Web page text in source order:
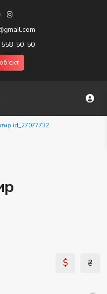
50-50
id_27077732
$ ₴